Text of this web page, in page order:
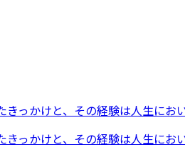
きっかけと、その経験は人生にお
きっかけと、その経験は人生にお